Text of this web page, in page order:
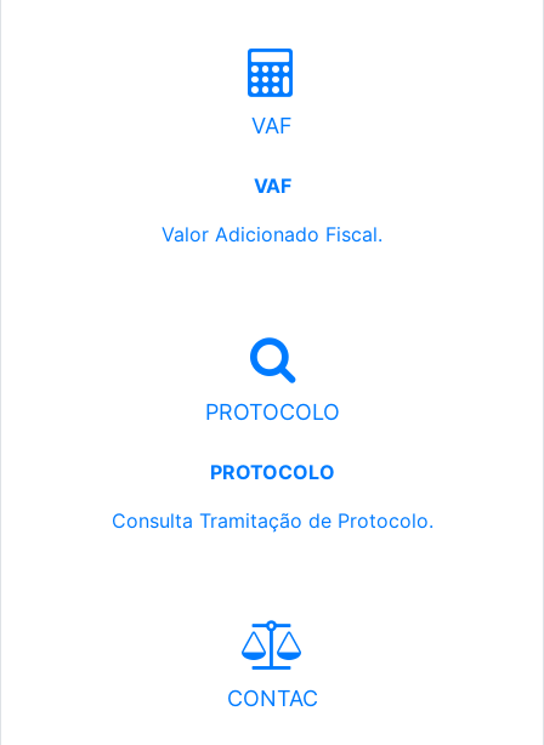
VAF
VAF
Valor Adicionado Fiscal.
PROTOCOLO
PROTOCOLO
Consulta Tramitação de Protocolo.
CONTAC